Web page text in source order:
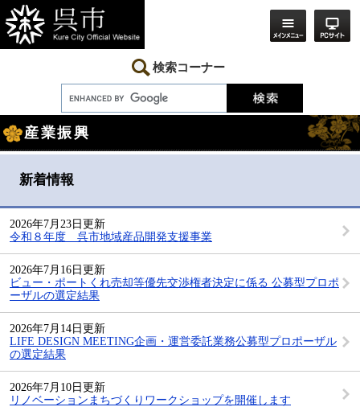
ー
ジ
の
ニ
ュ
ー
て
本
文
検索コーナー
文
産業振興
新着情報
2026年7月23日更新
令和８年度 呉市地域産品開発支援事業
2026年7月16日更新
ビュー・ポートくれ売却等優先交渉権者決定に係る 公募型プロポ
ーザルの選定結果
2026年7月14日更新
LIFE DESIGN MEETING企画・運営委託業務公募型プロポーザル
の選定結果
2026年7月10日更新
リノベーションまちづくりワークショップを開催します